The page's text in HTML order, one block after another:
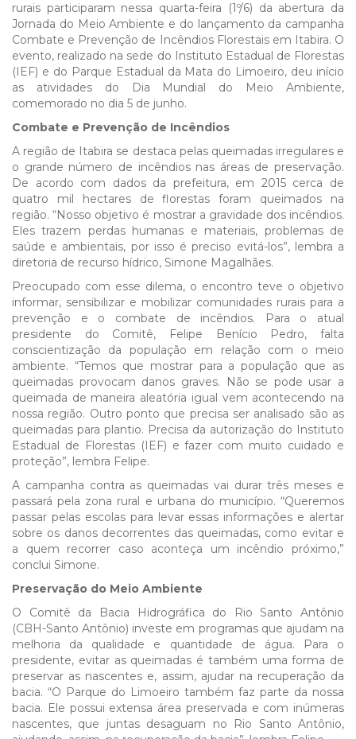
rurais participaram nessa quarta-feira (1º/6) da abertura da
Jornada do Meio Ambiente e do lançamento da campanha
Combate e Prevenção de Incêndios Florestais em Itabira. O
evento, realizado na sede do Instituto Estadual de Florestas
(IEF) e do Parque Estadual da Mata do Limoeiro, deu início
as atividades do Dia Mundial do Meio Ambiente,
comemorado no dia 5 de junho.
Combate e Prevenção de Incêndios
A região de Itabira se destaca pelas queimadas irregulares e
o grande número de incêndios nas áreas de preservação.
De acordo com dados da prefeitura, em 2015 cerca de
quatro mil hectares de florestas foram queimados na
região. “Nosso objetivo é mostrar a gravidade dos incêndios.
Eles trazem perdas humanas e materiais, problemas de
saúde e ambientais, por isso é preciso evitá-los”, lembra a
diretoria de recurso hídrico, Simone Magalhães.
Preocupado com esse dilema, o encontro teve o objetivo
informar, sensibilizar e mobilizar comunidades rurais para a
prevenção e o combate de incêndios. Para o atual
presidente do Comitê, Felipe Benício Pedro, falta
conscientização da população em relação com o meio
ambiente. “Temos que mostrar para a população que as
queimadas provocam danos graves. Não se pode usar a
queimada de maneira aleatória igual vem acontecendo na
nossa região. Outro ponto que precisa ser analisado são as
queimadas para plantio. Precisa da autorização do Instituto
Estadual de Florestas (IEF) e fazer com muito cuidado e
proteção”, lembra Felipe.
A campanha contra as queimadas vai durar três meses e
passará pela zona rural e urbana do município. “Queremos
passar pelas escolas para levar essas informações e alertar
sobre os danos decorrentes das queimadas, como evitar e
a quem recorrer caso aconteça um incêndio próximo,”
conclui Simone.
Preservação do Meio Ambiente
O Comitê da Bacia Hidrográfica do Rio Santo Antônio
(CBH-Santo Antônio) investe em programas que ajudam na
melhoria da qualidade e quantidade de água. Para o
presidente, evitar as queimadas é também uma forma de
preservar as nascentes e, assim, ajudar na recuperação da
bacia. “O Parque do Limoeiro também faz parte da nossa
bacia. Ele possui extensa área preservada e com inúmeras
nascentes, que juntas desaguam no Rio Santo Antônio,